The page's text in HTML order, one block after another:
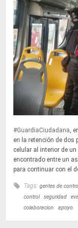
#GuardiaCiudadana,
en la retención de
celular al interior de
encontrado entre un
para continuar con el
Tags: gentes de
control
seguridad
colaboracion
apoyo.